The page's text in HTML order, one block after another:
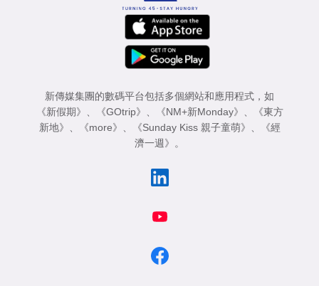
新傳媒集團的數碼平台包括多個網站和應用程式，如
《新假期》
《GOtrip》 《NM+新Monday》
《東方
新地》
《more》 《Sunday Kiss 親子童萌》
《經
濟一週》
。